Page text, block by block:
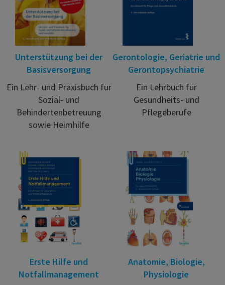
Unterstützung bei der
Basisversorgung
Ein Lehr- und Praxisbuch für
Sozial- und
Behindertenbetreuung
sowie Heimhilfe
Gerontologie, Geriatrie und
Gerontopsychiatrie
Ein Lehrbuch für
Gesundheits- und
Pflegeberufe
Erste Hilfe und
Notfallmanagement
Anatomie, Biologie,
Physiologie